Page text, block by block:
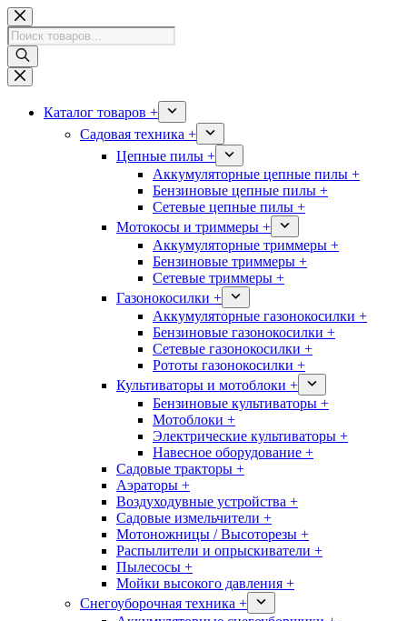
Перейти
к
сути
Поиск
товаров
Каталог товаров +
Садовая техника +
Цепные пилы +
Аккумуляторные цепные пилы +
Бензиновые цепные пилы +
Сетевые цепные пилы +
Мотокосы и триммеры +
Аккумуляторные триммеры +
Бензиновые триммеры +
Сетевые триммеры +
Газонокосилки +
Аккумуляторные газонокосилки +
Бензиновые газонокосилки +
Сетевые газонокосилки +
Рототы газонокосилки +
Культиваторы и мотоблоки +
Бензиновые культиваторы +
Мотоблоки +
Электрические культиваторы +
Навесное оборудование +
Садовые тракторы +
Аэраторы +
Воздуходувные устройства +
Садовые измельчители +
Мотоножницы / Высоторезы +
Распылители и опрыскиватели +
Пылесосы +
Мойки высокого давления +
Снегоуборочная техника +